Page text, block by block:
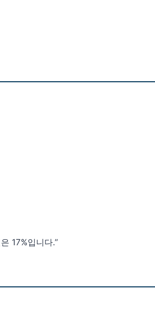
17%입니다.”